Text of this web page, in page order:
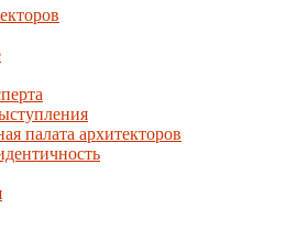
палата архитекторов